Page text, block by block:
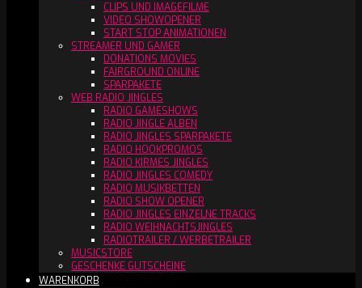
CLIPS UND IMAGEFILME
VIDEO SHOWOPENER
START STOP ANIMATIONEN
STREAMER UND GAMER
DONATIONS MOVIES
FAIRGROUND ONLINE
SPARPAKETE
WEB RADIO JINGLES
RADIO GAMESHOWS
RADIO JINGLE ALBEN
RADIO JINGLES SPARPAKETE
RADIO HOOKPROMOS
RADIO KIRMES JINGLES
RADIO JINGLES COMEDY
RADIO MUSIKBETTEN
RADIO SHOW OPENER
RADIO JINGLES EINZELNE TRACKS
RADIO WEIHNACHTSJINGLES
RADIOTRAILER / WERBETRAILER
MUSICSTORE
GESCHENKE GUTSCHEINE
WARENKORB